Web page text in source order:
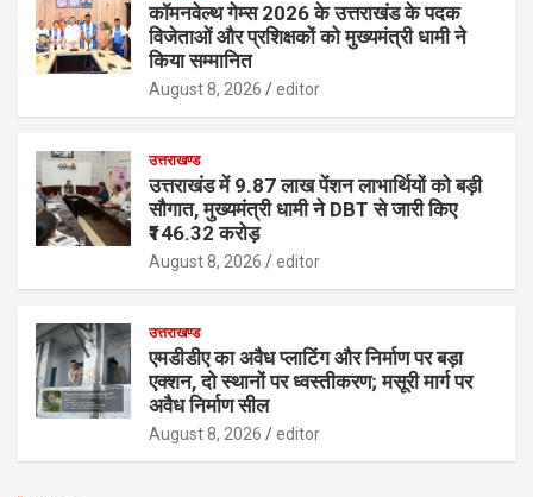
कॉमनवेल्थ गेम्स 2026 के उत्तराखंड के पदक
विजेताओं और प्रशिक्षकों को मुख्यमंत्री धामी ने
किया सम्मानित
August 8, 2026 editor
उत्तराखण्ड
उत्तराखंड में 9.87 लाख पेंशन लाभार्थियों को बड़ी
सौगात, मुख्यमंत्री धामी ने DBT से जारी किए
₹146.32 करोड़
August 8, 2026 editor
उत्तराखण्ड
एमडीडीए का अवैध प्लाटिंग और निर्माण पर बड़ा
एक्शन, दो स्थानों पर ध्वस्तीकरण; मसूरी मार्ग पर
अवैध निर्माण सील
August 8, 2026 editor